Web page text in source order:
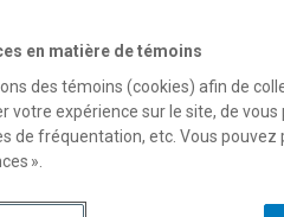
Vous ressentez un «down»,
manquer d’énergie et
de déprime.
On peut définir la déprime
prennent le dessus, et cela,
en matière de témoins
des témoins (cookies) afin de
votre expérience sur le site, de
de fréquentation, etc. Vous
».